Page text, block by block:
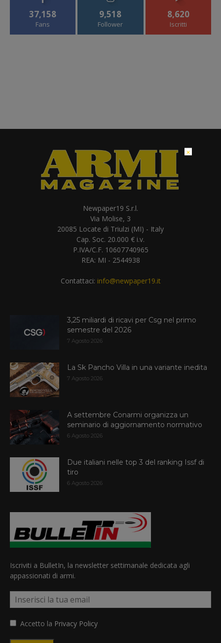
37,158
Fans
9,518
Follower
8,620
Iscritti
Newpaper19 S.r.l.
Via Molise, 3
20085 Locate di Triulzi (MI) - Italy
Cap. Soc. 20.000 € i.v.
P.IVA/C.F. 10607740965
REA: MI - 2544938
Contattaci: info@newpaper19.it
3,25 miliardi di ricavi per Csg nel primo
semestre del 2026
7 Agosto 2026
La Sk Pancho Villa in una variante inedita
7 Agosto 2026
A settembre Conarmi organizza un
seminario di aggiornamento normativo
6 Agosto 2026
Due italiani nelle top 3 del ranking Issf di
tiro
6 Agosto 2026
Iscriviti a BulletIn, la newsletter settimanale dedicata agli
appassionati di armi.
Accetto la Privacy Policy
×